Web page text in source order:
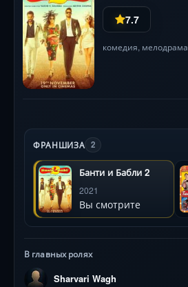
7.7
комедия, мелодрама
ФРАНШИЗА 2
Банти и Бабли 2
2021
Вы смотрите
В главных ролях
Sharvari Wagh